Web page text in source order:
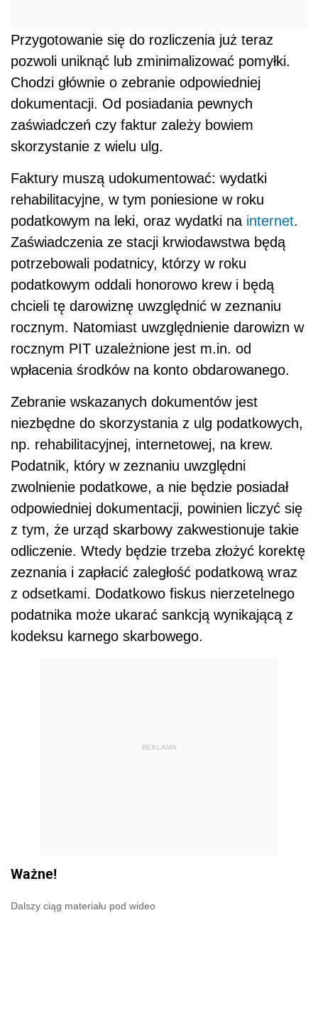
Przygotowanie się do rozliczenia już teraz
pozwoli uniknąć lub zminimalizować pomyłki.
Chodzi głównie o zebranie odpowiedniej
dokumentacji. Od posiadania pewnych
zaświadczeń czy faktur zależy bowiem
skorzystanie z wielu ulg.
Faktury muszą udokumentować: wydatki
rehabilitacyjne, w tym poniesione w roku
podatkowym na leki, oraz wydatki na internet.
Zaświadczenia ze stacji krwiodawstwa będą
potrzebowali podatnicy, którzy w roku
podatkowym oddali honorowo krew i będą
chcieli tę darowiznę uwzględnić w zeznaniu
rocznym. Natomiast uwzględnienie darowizn w
rocznym PIT uzależnione jest m.in. od
wpłacenia środków na konto obdarowanego.
Zebranie wskazanych dokumentów jest
niezbędne do skorzystania z ulg podatkowych,
np. rehabilitacyjnej, internetowej, na krew.
Podatnik, który w zeznaniu uwzględni
zwolnienie podatkowe, a nie będzie posiadał
odpowiedniej dokumentacji, powinien liczyć się
z tym, że urząd skarbowy zakwestionuje takie
odliczenie. Wtedy będzie trzeba złożyć korektę
zeznania i zapłacić zaległość podatkową wraz
z odsetkami. Dodatkowo fiskus nierzetelnego
podatnika może ukarać sankcją wynikającą z
kodeksu karnego skarbowego.
REKLAMA
Ważne!
Dalszy ciąg materiału pod wideo